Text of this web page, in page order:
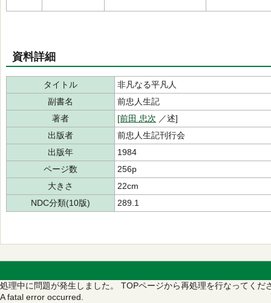
資料詳細
タイトル
非凡なる平凡人
副書名
前忠人生記
著者
[前田 忠次 ／述]
出版者
前忠人生記刊行会
出版年
1984
ページ数
256p
大きさ
22cm
NDC分類(10版)
289.1
処理中に問題が発生しました。 TOPページから再処理を行なってくだ
A fatal error occurred.